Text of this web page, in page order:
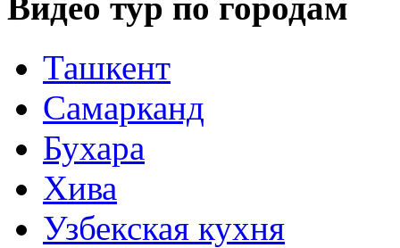
Видео тур по городам
Ташкент
Самарканд
Бухара
Хива
Узбекская кухня